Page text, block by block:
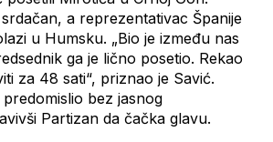
a reprezentativac Španije
u Humsku. „Bio je između nas
ga je lično posetio. Rekao
za 48 sati“, priznao je Savić.
bez jasnog
Partizan da čačka glavu.